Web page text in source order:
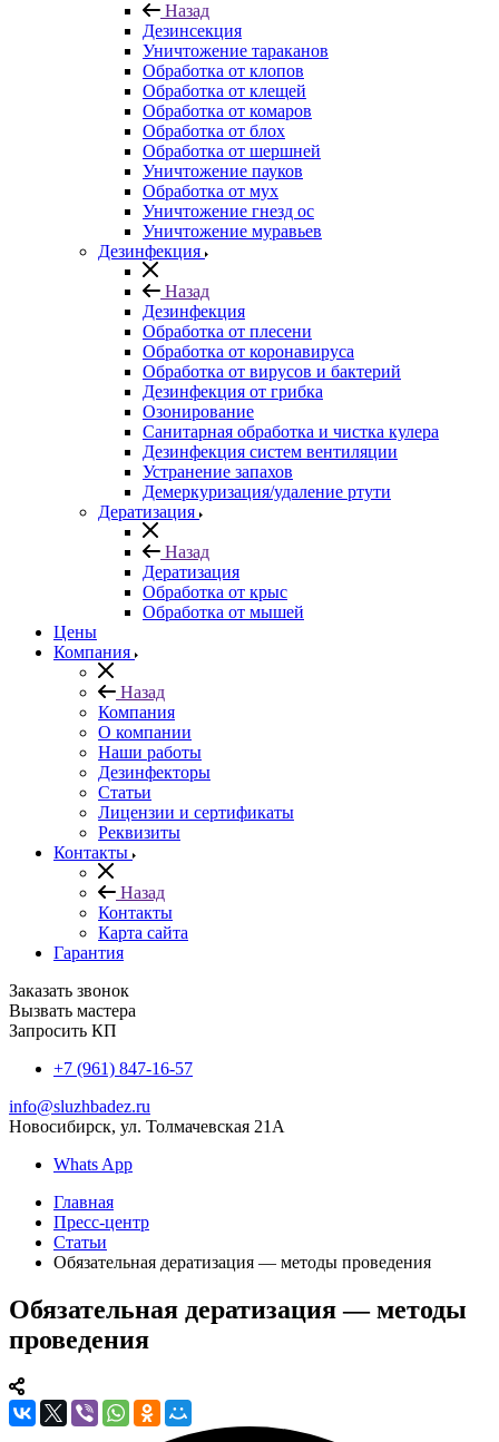
Назад
Дезинсекция
Уничтожение тараканов
Обработка от клопов
Обработка от клещей
Обработка от комаров
Обработка от блох
Обработка от шершней
Уничтожение пауков
Обработка от мух
Уничтожение гнезд ос
Уничтожение муравьев
Дезинфекция
Назад
Дезинфекция
Обработка от плесени
Обработка от коронавируса
Обработка от вирусов и бактерий
Дезинфекция от грибка
Озонирование
Санитарная обработка и чистка кулера
Дезинфекция систем вентиляции
Устранение запахов
Демеркуризация/удаление ртути
Дератизация
Назад
Дератизация
Обработка от крыс
Обработка от мышей
Цены
Компания
Назад
Компания
О компании
Наши работы
Дезинфекторы
Статьи
Лицензии и сертификаты
Реквизиты
Контакты
Назад
Контакты
Карта сайта
Гарантия
Заказать звонок
Вызвать мастера
Запросить КП
+7 (961) 847-16-57
info@sluzhbadez.ru
Новосибирск, ул. Толмачевская 21А
Whats App
Главная
Пресс-центр
Статьи
Обязательная дератизация — методы проведения
Обязательная дератизация — методы
проведения